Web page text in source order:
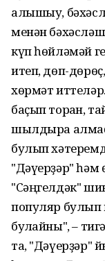
алышыу,
менән
күп һөйләмәй
итеп, дөп-
хөрмәт
баҫып торған,
шылдыра
булып
"Дәүерҙәр" һәм
"Сәңгелдәк"
популяр булып
булғайны", –
та, "Дәүерҙәр"